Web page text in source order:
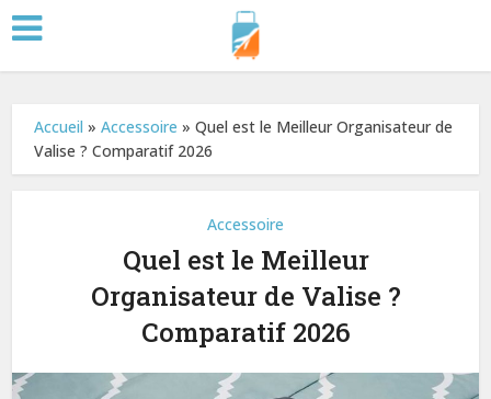
Accueil »Accessoire »Quel est le Meilleur Organisateur de
Valise ? Comparatif 2026
Accessoire
Quel est le Meilleur
Organisateur de Valise ?
Comparatif 2026